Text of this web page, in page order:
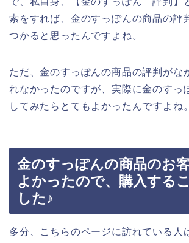
索をすれば、金のすっぽんの商品の評
つかると思ったんですよね。
ただ、金のすっぽんの商品の評判がな
れなかったのですが、実際に金のすっ
してみたらとてもよかったんですよね。
金のすっぽんの商品のお
よかったので、購入する
した♪
多分、こちらのページに訪れている人